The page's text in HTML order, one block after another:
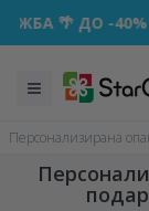
ДО -40%
Персонализирана